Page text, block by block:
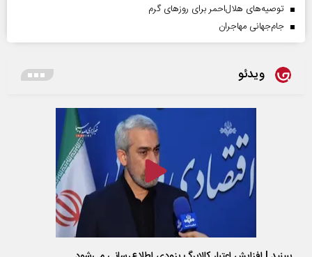
توصیه‌های هلال‌احمر برای روز‌های گرم
جام‌جهانی مهاجران
ویدئو